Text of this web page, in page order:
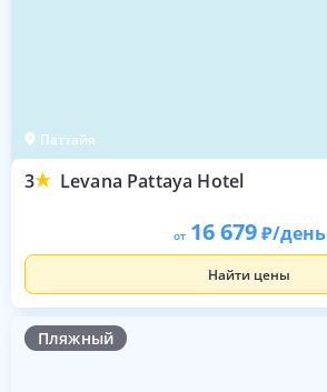
Паттайя
3 Levana Pattaya Hotel
от 16 679 /день
Найти цены
Пляжный